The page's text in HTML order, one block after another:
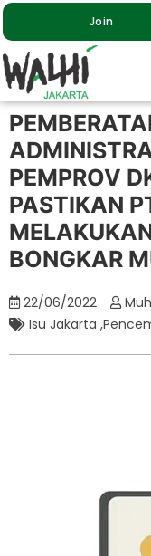
Join
PEMPROV
PASTIKAN
BONGKAR
22/06/2022
Isu Jakarta ,